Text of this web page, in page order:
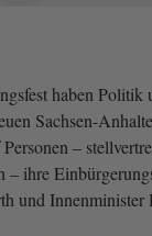
haben Politik
Sachsen-
–
– ihre
und Innenminister